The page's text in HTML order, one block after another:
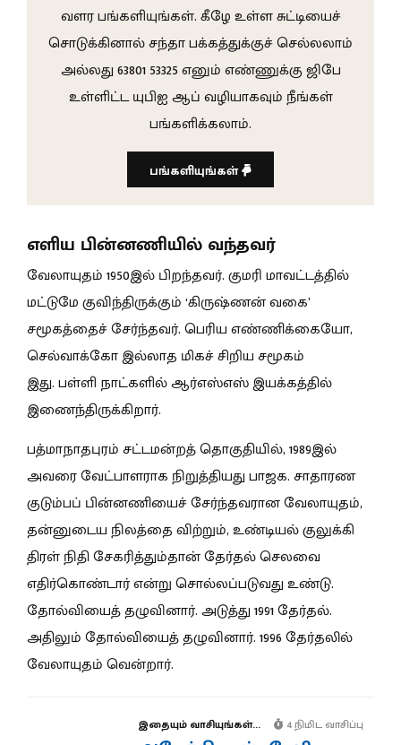
வளர பங்களியுங்கள். கீழே உள்ள சுட்டியைச்
சொடுக்கினால் சந்தா பக்கத்துக்குச் செல்லலாம்
அல்லது 63801 53325 எனும் எண்ணுக்கு ஜிபே
உள்ளிட்ட யுபிஐ ஆப் வழியாகவும் நீங்கள்
பங்களிக்கலாம்.
பங்களியுங்கள்
எளிய பின்னணியில் வந்தவர்
வேலாயுதம் 1950இல் பிறந்தவர்.குமரி மாவட்டத்தில்
மட்டுமே குவிந்திருக்கும் ‘கிருஷ்ணன் வகை’
சமூகத்தைச் சேர்ந்தவர். பெரிய எண்ணிக்கையோ,
செல்வாக்கோ இல்லாத மிகச் சிறிய சமூகம்
இது.பள்ளி நாட்களில் ஆர்எஸ்எஸ் இயக்கத்தில்
இணைந்திருக்கிறார்.
பத்மாநாதபுரம் சட்டமன்றத் தொகுதியில், 1989இல்
அவரை வேட்பாளராக நிறுத்தியது பாஜக. சாதாரண
குடும்பப் பின்னணியைச் சேர்ந்தவரான வேலாயுதம்,
தன்னுடைய நிலத்தை விற்றும், உண்டியல் குலுக்கி
திரள் நிதி சேகரித்தும்தான் தேர்தல் செலவை
எதிர்கொண்டார் என்று சொல்லப்படுவது உண்டு.
தோல்வியைத் தழுவினார். அடுத்து 1991 தேர்தல்.
அதிலும் தோல்வியைத் தழுவினார். 1996 தேர்தலில்
வேலாயுதம் வென்றார்.
இதையும் வாசியுங்கள்... 4 நிமிட வாசிப்பு